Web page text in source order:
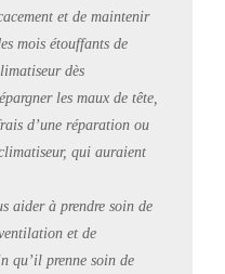
et de maintenir
mois étouffants de
dès
les maux de tête,
d’une réparation ou
qui auraient
aider à prendre soin de
et de
qu’il prenne soin de